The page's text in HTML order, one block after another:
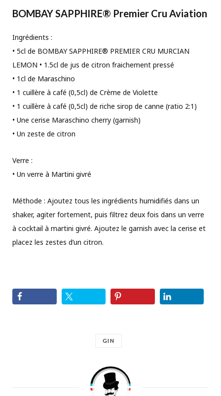
BOMBAY SAPPHIRE® Premier Cru Aviation
Ingrédients :
• 5cl de BOMBAY SAPPHIRE® PREMIER CRU MURCIAN
LEMON • 1.5cl de jus de citron fraichement pressé
• 1cl de Maraschino
• 1 cuillère à café (0,5cl) de Crème de Violette
• 1 cuillère à café (0,5cl) de riche sirop de canne (ratio 2:1)
• Une cerise Maraschino cherry (garnish)
• Un zeste de citron
Verre :
• Un verre à Martini givré
Méthode : Ajoutez tous les ingrédients humidifiés dans un
shaker, agiter fortement, puis filtrez deux fois dans un verre
à cocktail à martini givré. Ajoutez le garnish avec la cerise et
placez les zestes d’un citron.
GIN